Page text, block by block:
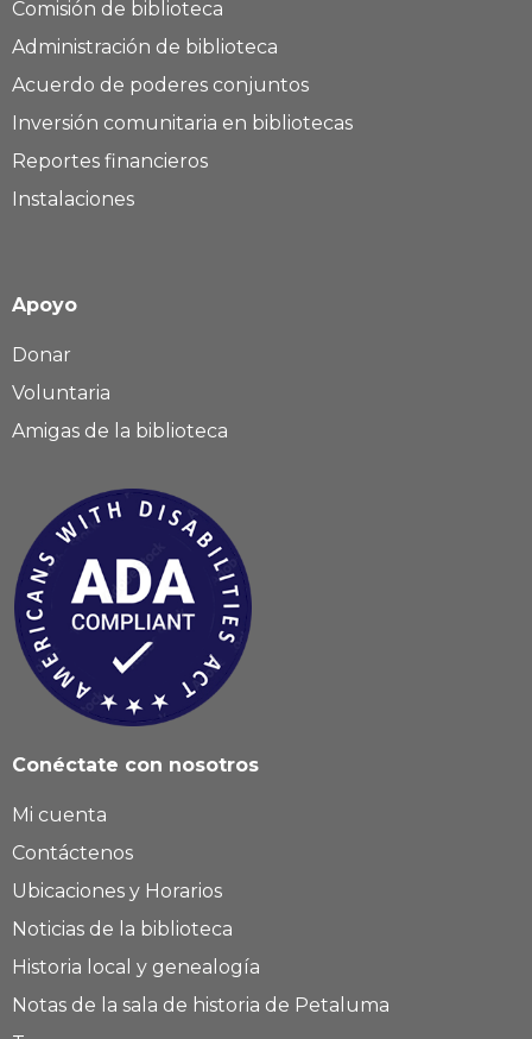
Comisión de biblioteca
Administración de biblioteca
Acuerdo de poderes conjuntos
Inversión comunitaria en bibliotecas
Reportes financieros
Instalaciones
Apoyo
Donar
Voluntaria
Amigas de la biblioteca
Conéctate con nosotros
Mi cuenta
Contáctenos
Ubicaciones y Horarios
Noticias de la biblioteca
Historia local y genealogía
Notas de la sala de historia de Petaluma